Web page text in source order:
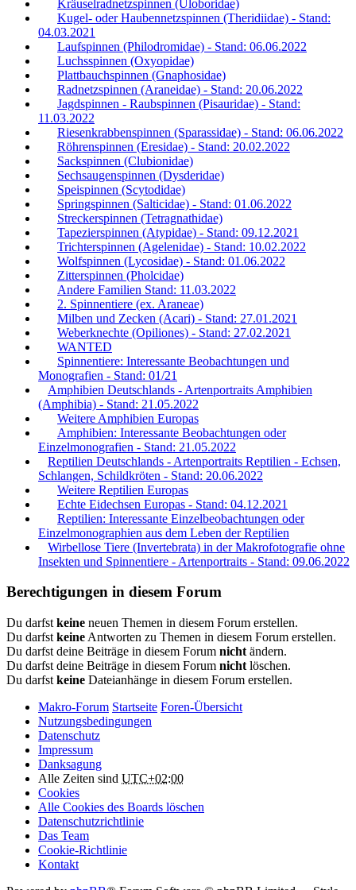
Kräuselradnetzspinnen (Uloboridae)
Kugel- oder Haubennetzspinnen (Theridiidae) - Stand:
04.03.2021
Laufspinnen (Philodromidae) - Stand: 06.06.2022
Luchsspinnen (Oxyopidae)
Plattbauchspinnen (Gnaphosidae)
Radnetzspinnen (Araneidae) - Stand: 20.06.2022
Jagdspinnen - Raubspinnen (Pisauridae) - Stand:
11.03.2022
Riesenkrabbenspinnen (Sparassidae) - Stand: 06.06.2022
Röhrenspinnen (Eresidae) - Stand: 20.02.2022
Sackspinnen (Clubionidae)
Sechsaugenspinnen (Dysderidae)
Speispinnen (Scytodidae)
Springspinnen (Salticidae) - Stand: 01.06.2022
Streckerspinnen (Tetragnathidae)
Tapezierspinnen (Atypidae) - Stand: 09.12.2021
Trichterspinnen (Agelenidae) - Stand: 10.02.2022
Wolfspinnen (Lycosidae) - Stand: 01.06.2022
Zitterspinnen (Pholcidae)
Andere Familien Stand: 11.03.2022
2. Spinnentiere (ex. Araneae)
Milben und Zecken (Acari) - Stand: 27.01.2021
Weberknechte (Opiliones) - Stand: 27.02.2021
WANTED
Spinnentiere: Interessante Beobachtungen und
Monografien - Stand: 01/21
Amphibien Deutschlands - Artenportraits Amphibien
(Amphibia) - Stand: 21.05.2022
Weitere Amphibien Europas
Amphibien: Interessante Beobachtungen oder
Einzelmonografien - Stand: 21.05.2022
Reptilien Deutschlands - Artenportraits Reptilien - Echsen,
Schlangen, Schildkröten - Stand: 20.06.2022
Weitere Reptilien Europas
Echte Eidechsen Europas - Stand: 04.12.2021
Reptilien: Interessante Einzelbeobachtungen oder
Einzelmonographien aus dem Leben der Reptilien
Wirbellose Tiere (Invertebrata) in der Makrofotografie ohne
Insekten und Spinnentiere - Artenportraits - Stand: 09.06.2022
Berechtigungen in diesem Forum
Du darfst keine neuen Themen in diesem Forum erstellen.
Du darfst keine Antworten zu Themen in diesem Forum erstellen.
Du darfst deine Beiträge in diesem Forum nicht ändern.
Du darfst deine Beiträge in diesem Forum nicht löschen.
Du darfst keine Dateianhänge in diesem Forum erstellen.
Makro-Forum Startseite Foren-Übersicht
Nutzungsbedingungen
Datenschutz
Impressum
Danksagung
Alle Zeiten sind UTC+02:00
Cookies
Alle Cookies des Boards löschen
Datenschutzrichtlinie
Das Team
Cookie-Richtlinie
Kontakt